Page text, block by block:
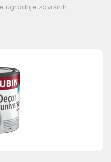
ugradnje završnih